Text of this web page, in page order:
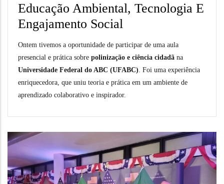
Educação Ambiental, Tecnologia E
Engajamento Social
Ontem tivemos a oportunidade de participar de uma aula
presencial e prática sobre polinização e ciência cidadã na
Universidade Federal do ABC (UFABC). Foi uma experiência
enriquecedora, que uniu teoria e prática em um ambiente de
aprendizado colaborativo e inspirador.